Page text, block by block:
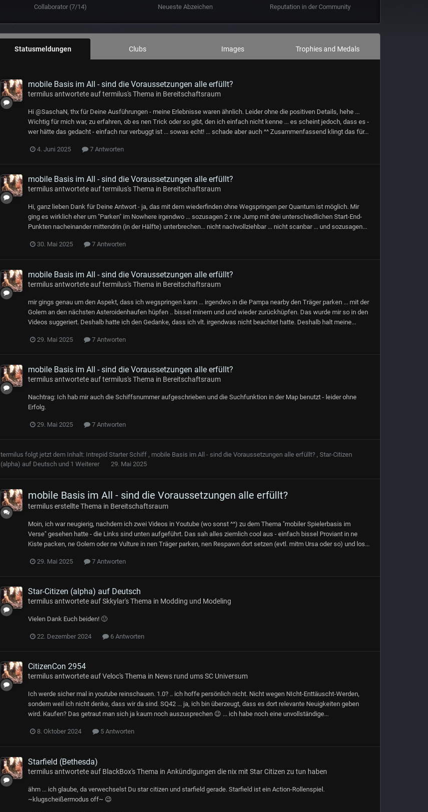
Collaborator (7/14) Neueste Abzeichen Reputation in der Community
Statusmeldungen Clubs Images Trophies and Medals
mobile Basis im All - sind die Voraussetzungen alle erfüllt?
termilusantwortete auftermilus's Thema in Bereitschaftsraum
Hi @SaschaN, thx für Deine Ausführungen - meine Erlebnisse waren ähnlich. Leider ohne die positiven Details, hehe ...
Wichtig für mich war, zu erfahren, ob es nen Trick oder so gibt, den ich einfach nicht kenne ... es scheint jedoch, dass es -
wer hätte das gedacht - einfach nur verbuggt ist ... sowas echt! ... schade aber auch ^^ Zusammenfassend klingt das für...
4. Juni 2025 7 Antworten
mobile Basis im All - sind die Voraussetzungen alle erfüllt?
termilusantwortete auftermilus's Thema in Bereitschaftsraum
Hi, ganz lieben Dank für Deine Antwort - ja, das mit dem wiederfinden ohne Wegspringen per Quantum ist möglich. Mir
ging es wirklich eher um "Parken" im Nowhere irgendwo ... sozusagen 2 x ne Jump mit drei unterschiedlichen Start-End-
Punkten nacheinander mittendrin (in der Hälfte) unterbrechen... nicht nachvollziehbar ... nicht scanbar ... und sozusagen...
30. Mai 2025 7 Antworten
mobile Basis im All - sind die Voraussetzungen alle erfüllt?
termilusantwortete auftermilus's Thema in Bereitschaftsraum
mir gings genau um den Aspekt, dass ich wegspringen kann ... irgendwo in die Pampa nearby den Träger parken ... mit der
Golem an den nächsten Asteroidenhaufen hüpfen .. bissel minern und und wieder zurückhüpfen. Das wurde mir so in den
Videos suggeriert. Deshalb hatte ich den Gedanke, dass ich vlt. irgendwas nicht beachtet hatte. Deshalb halt meine...
29. Mai 2025 7 Antworten
mobile Basis im All - sind die Voraussetzungen alle erfüllt?
termilusantwortete auftermilus's Thema in Bereitschaftsraum
Nachtrag: Ich hab mir auch die Schiffsnummer aufgeschrieben und die Suchfunktion in der Map benutzt - leider ohne
Erfolg.
29. Mai 2025 7 Antworten
termilus folgt jetzt dem Inhalt: Intrepid Starter Schiff , mobile Basis im All - sind die Voraussetzungen alle erfüllt? , Star-Citizen
(alpha) auf Deutsch und 1 Weiterer 29. Mai 2025
mobile Basis im All - sind die Voraussetzungen alle erfüllt?
termiluserstellte Thema in Bereitschaftsraum
Moin, ich war neugierig, nachdem ich zwei Videos in Youtube (wo sonst ^^) zu dem Thema "mobiler Spielerbasis im
Verse" gesehen hatte - die Links sind unten aufgeführt. Das sah alles ziemlich cool aus - einfach bissel Proviant in ne
Kiste packen, ne Golem oder ne Vulture in nen Träger parken, nen Respawn dort setzen (evtl. mitm Ursa oder so) und los...
29. Mai 2025 7 Antworten
Star-Citizen (alpha) auf Deutsch
termilusantwortete aufSkkylar's Thema in Modding und Modeling
Vielen Dank Euch beiden! 🙂
22. Dezember 2024 6 Antworten
CitizenCon 2954
termilusantwortete aufVeloc's Thema in News rund ums SC Universum
Ich werde sicher mal in youtube reinschauen. 1.0? .. ich hoffe persönlich nicht. Nicht wegen NIcht-Enttäuscht-Werden,
sondern weil ich nicht denke, dass wir da sind. SQ42 ... ja, ich bin überzeugt, dass es dort relevante Neuigkeiten geben
wird. Kaufen? Das getraut man sich ja kaum noch auszusprechen 😉 ... ich habe noch eine unvollständige...
8. Oktober 2024 5 Antworten
Starfield (Bethesda)
termilusantwortete auf BlackBox's Thema in Ankündigungen die nix mit Star Citizen zu tun haben
ähm ... ich glaube, da verwechselst Du star citizen und starfield gerade. Starfield ist ein Action-Rollenspiel.
~klugscheißermodus off~ 😉